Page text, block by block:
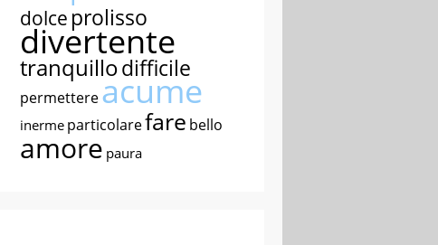
dolce prolisso
divertente
tranquillodifficile
permettereacume
inerme particolarefare bello
amore paura